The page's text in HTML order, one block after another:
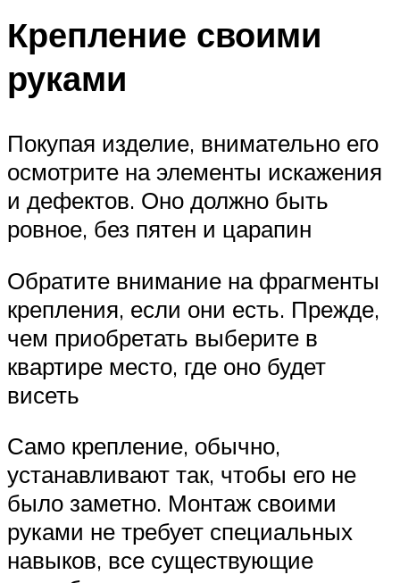
Крепление своими
руками
Покупая изделие, внимательно его
осмотрите на элементы искажения
и дефектов. Оно должно быть
ровное, без пятен и царапин
Обратите внимание на фрагменты
крепления, если они есть. Прежде,
чем приобретать выберите в
квартире место, где оно будет
висеть
Само крепление, обычно,
устанавливают так, чтобы его не
было заметно. Монтаж своими
руками не требует специальных
навыков, все существующие